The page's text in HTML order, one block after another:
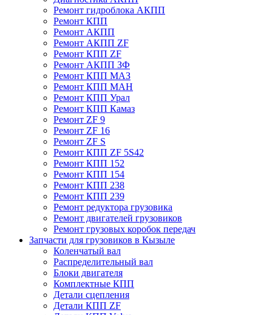
Ремонт гидроблока АКПП
Ремонт КПП
Ремонт АКПП
Ремонт АКПП ZF
Ремонт КПП ZF
Ремонт АКПП ЗФ
Ремонт КПП МАЗ
Ремонт КПП МАН
Ремонт КПП Урал
Ремонт КПП Камаз
Ремонт ZF 9
Ремонт ZF 16
Ремонт ZF S
Ремонт КПП ZF 5S42
Ремонт КПП 152
Ремонт КПП 154
Ремонт КПП 238
Ремонт КПП 239
Ремонт редуктора грузовика
Ремонт двигателей грузовиков
Ремонт грузовых коробок передач
Запчасти для грузовиков в Кызыле
Коленчатый вал
Распределительный вал
Блоки двигателя
Комплектные КПП
Детали сцепления
Детали КПП ZF